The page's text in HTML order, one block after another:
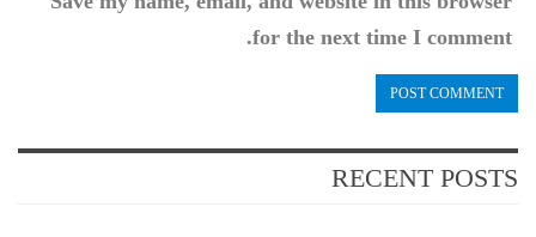
for the next time I comment.
RECENT POSTS